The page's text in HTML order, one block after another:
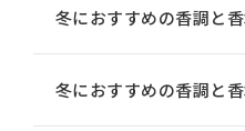
冬におすすめの香調と
冬におすすめの香調と